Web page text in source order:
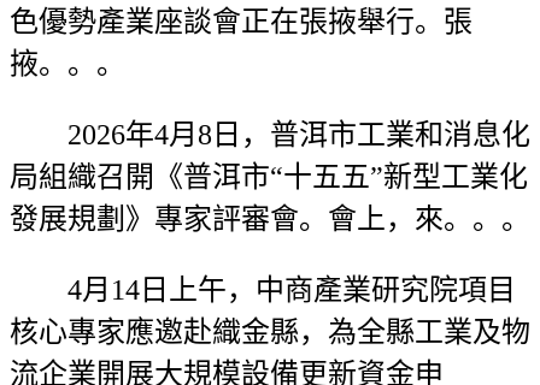
色優勢產業座談會正在張掖舉行。張
掖。。。
2026年4月8日，普洱市工業和消息化
局組織召開《普洱市“十五五”新型工業化
發展規劃》專家評審會。會上，來。。。
4月14日上午，中商產業研究院項目
核心專家應邀赴織金縣，為全縣工業及物
流企業開展大規模設備更新資金申